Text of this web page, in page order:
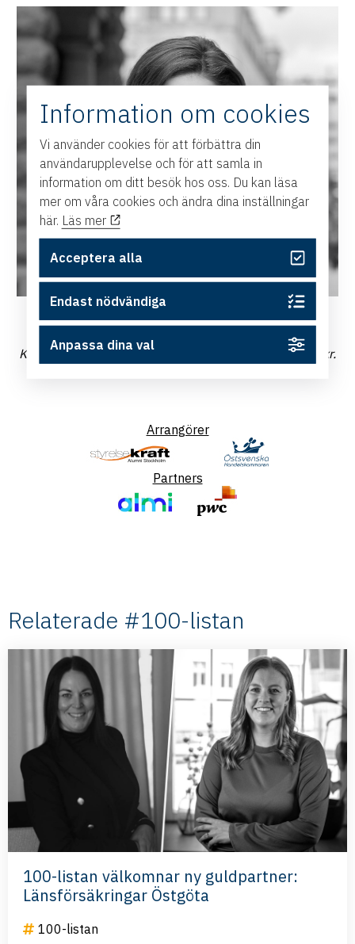
Fotograf:Peter Knutson
Begränsat antal platser. Först till kvarn.
Kostnadsfritt men vi tar ut en no show-avgift på 500 kr.
Arrangörer
Partners
Relaterade #100-listan
100-listan välkomnar ny guldpartner:
Länsförsäkringar Östgöta
100-listan
Information om cookies
Vi använder cookies för att förbättra din
användarupplevelse och för att samla in
information om ditt besök hos oss. Du kan läsa
mer om våra cookies och ändra dina inställningar
här. Läs mer
Acceptera alla
Endast nödvändiga
Anpassa dina val